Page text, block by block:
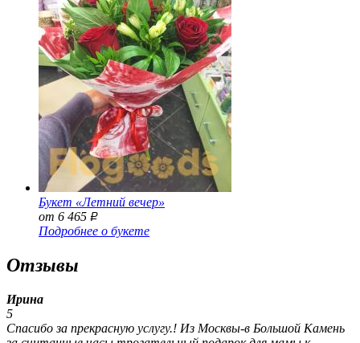
Букет «Летний вечер»
от 6 465 Р
Подробнее о букете
Отзывы
Ирина
5
Спасибо за прекрасную услугу.! Из Москвы-в Большой Камень